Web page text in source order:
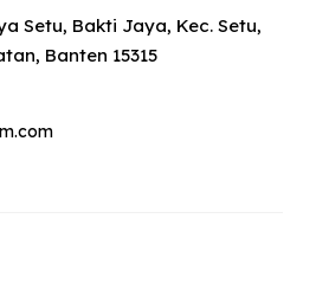
Setu, Bakti Jaya, Kec. Setu,
Banten 15315